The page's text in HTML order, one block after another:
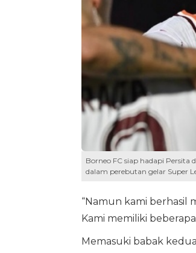
Borneo FC siap hadapi
dalam perebutan gelar Super
“Namun kami berhasil
Kami memiliki
Memasuki babak